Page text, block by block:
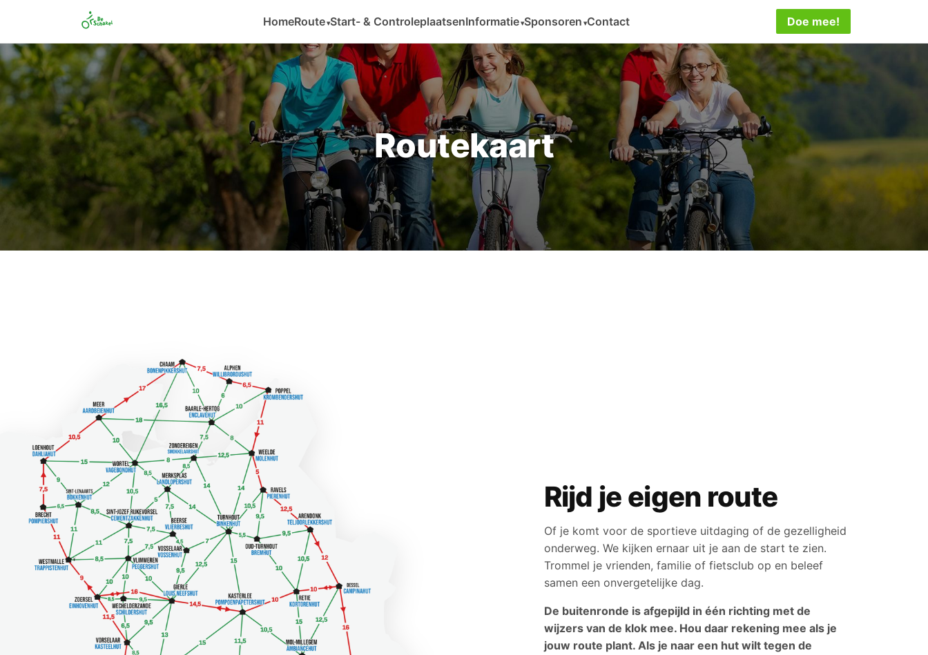
HomeRoute Start- & ControleplaatsenInformatie Sponsoren Contact Doe mee!
Routekaart
Rijd je eigen route
Of je komt voor de sportieve uitdaging of de gezelligheid
onderweg. We kijken ernaar uit je aan de start te zien.
Trommel je vrienden, familie of fietsclub op en beleef
samen een onvergetelijke dag.
De buitenronde is afgepijld in één richting met de
wijzers van de klok mee. Hou daar rekening mee als je
jouw route plant. Als je naar een hut wilt tegen de